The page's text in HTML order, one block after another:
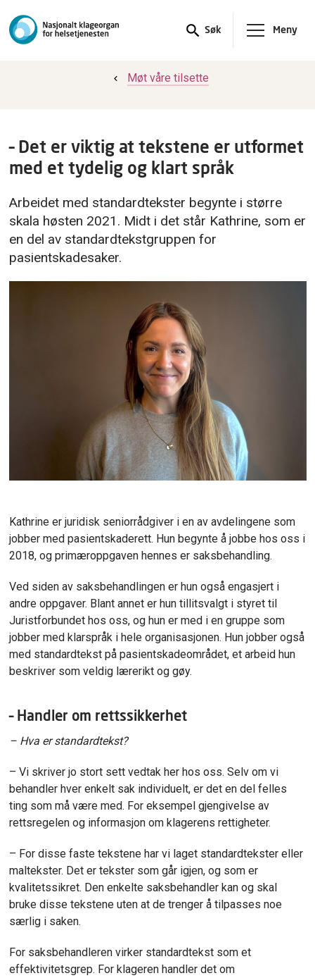
Søk Meny
Møt våre tilsette
– Det er viktig at tekstene er utformet
med et tydelig og klart språk
Arbeidet med standardtekster begynte i større
skala høsten 2021. Midt i det står Kathrine, som er
en del av standardtekstgruppen for
pasientskadesaker.
Kathrine er juridisk seniorrådgiver i en av avdelingene som
jobber med pasientskaderett. Hun begynte å jobbe hos oss i
2018, og primæroppgaven hennes er saksbehandling.
Ved siden av saksbehandlingen er hun også engasjert i
andre oppgaver. Blant annet er hun tillitsvalgt i styret til
Juristforbundet hos oss, og hun er med i en gruppe som
jobber med klarspråk i hele organisasjonen. Hun jobber også
med standardtekst på pasientskadeområdet, et arbeid hun
beskriver som veldig lærerikt og gøy.
– Handler om rettssikkerhet
– Hva er standardtekst?
– Vi skriver jo stort sett vedtak her hos oss. Selv om vi
behandler hver enkelt sak individuelt, er det en del felles
ting som må være med. For eksempel gjengivelse av
rettsregelen og informasjon om klagerens rettigheter.
– For disse faste tekstene har vi laget standardtekster eller
maltekster. Det er tekster som går igjen, og som er
kvalitetssikret. Den enkelte saksbehandler kan og skal
bruke disse tekstene uten at de trenger å tilpasses noe
særlig i saken.
For saksbehandleren virker standardtekst som et
effektivitetsgrep. For klageren handler det om